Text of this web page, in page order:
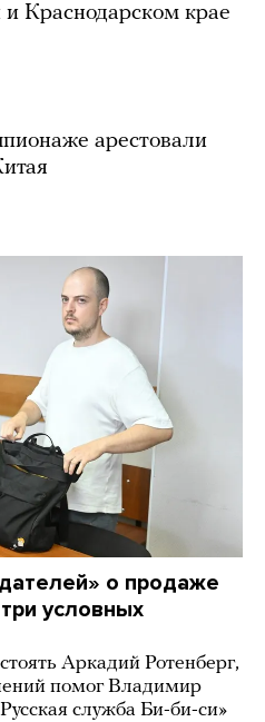
Краснодарском крае
арестовали
о продаже
условных
Аркадий Ротенберг,
помог Владимир
служба Би-би-си»